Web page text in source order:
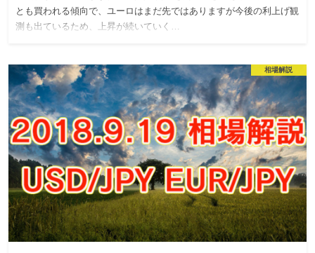
とも買われる傾向で、ユーロはまだ先ではありますが今後の利上げ観
測も出ているため、上昇が続いていく…
相場解説